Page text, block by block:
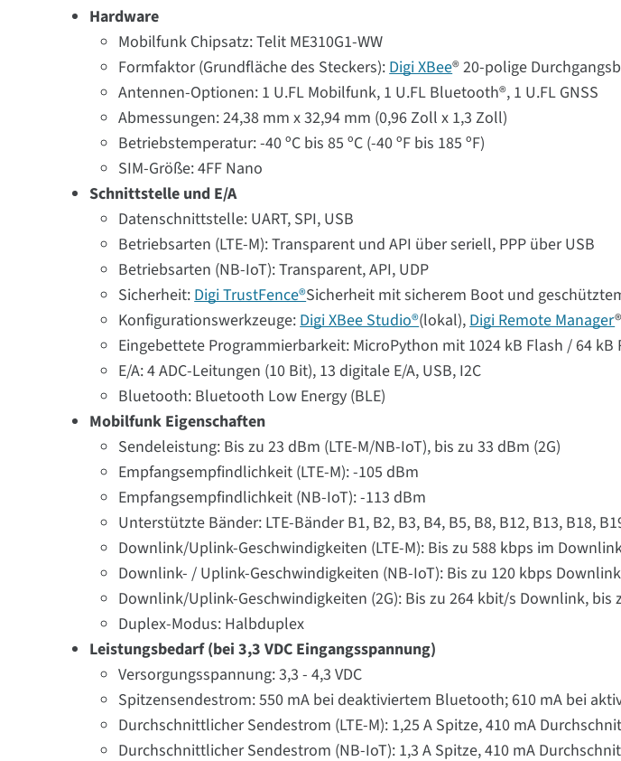
Hardware
Mobilfunk Chipsatz: Telit ME310G1-WW
Formfaktor (Grundfläche des Steckers):Digi XBee® 20-polige
Antennen-Optionen: 1 U.FL Mobilfunk, 1 U.FL Bluetooth®, 1 U.FL GNSS
Abmessungen: 24,38 mm x 32,94 mm (0,96 Zoll x 1,3 Zoll)
Betriebstemperatur: -40 ºC bis 85 ºC (-40 ºF bis 185 ºF)
SIM-Größe: 4FF Nano
Schnittstelle und E/A
Datenschnittstelle: UART, SPI, USB
Betriebsarten (LTE-M): Transparent und API über seriell, PPP über USB
Betriebsarten (NB-IoT): Transparent, API, UDP
Sicherheit:Digi TrustFence®Sicherheit mit sicherem Boot und
Konfigurationswerkzeuge:Digi XBee Studio®(lokal),Digi Remote Manager
Eingebettete Programmierbarkeit: MicroPython mit 1024 kB Flash / 64 kB
E/A: 4 ADC-Leitungen (10 Bit), 13 digitale E/A, USB, I2C
Bluetooth: Bluetooth Low Energy (BLE)
Mobilfunk Eigenschaften
Sendeleistung: Bis zu 23 dBm (LTE-M/NB-IoT), bis zu 33 dBm (2G)
Empfangsempfindlichkeit (LTE-M): -105 dBm
Empfangsempfindlichkeit (NB-IoT): -113 dBm
Unterstützte Bänder: LTE-Bänder B1, B2, B3, B4, B5, B8, B12, B13, B18,
Downlink/Uplink-Geschwindigkeiten (LTE-M): Bis zu 588 kbps im
Downlink- / Uplink-Geschwindigkeiten (NB-IoT): Bis zu 120 kbps
Downlink/Uplink-Geschwindigkeiten (2G): Bis zu 264 kbit/s Downlink, bis
Duplex-Modus: Halbduplex
Leistungsbedarf (bei 3,3 VDC Eingangsspannung)
Versorgungsspannung: 3,3 - 4,3 VDC
Spitzensendestrom: 550 mA bei deaktiviertem Bluetooth; 610 mA bei
Durchschnittlicher Sendestrom (LTE-M): 1,25 A Spitze, 410 mA
Durchschnittlicher Sendestrom (NB-IoT): 1,3 A Spitze, 410 mA